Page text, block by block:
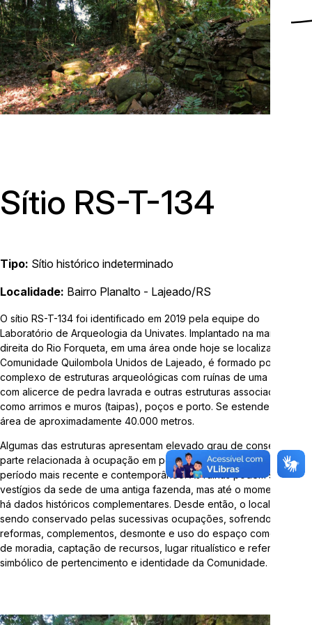
Menu
Sítio RS-T-134
Tipo: Sítio histórico indeterminado
Localidade: Bairro Planalto - Lajeado/RS
O sítio RS-T-134 foi identificado em 2019 pela equipe do
Laboratório de Arqueologia da Univates. Implantado na margem
direita do Rio Forqueta, em uma área onde hoje se localiza a
Comunidade Quilombola Unidos de Lajeado, é formado por um
complexo de estruturas arqueológicas com ruínas de uma casa
com alicerce de pedra lavrada e outras estruturas associadas,
como arrimos e muros (taipas), poços e porto. Se estende por uma
área de aproximadamente 40.000 metros.
Algumas das estruturas apresentam elevado grau de conservação,
parte relacionada à ocupação em período colonial e outra em
período mais recente e contemporâneo. As ruínas podem ser
vestígios da sede de uma antiga fazenda, mas até o momento não
há dados históricos complementares. Desde então, o local vem
sendo conservado pelas sucessivas ocupações, sofrendo
reformas, complementos, desmonte e uso do espaço como área
de moradia, captação de recursos, lugar ritualístico e referencial
simbólico de pertencimento e identidade da Comunidade.
Av. Avelino Talini, 171, bairro Universitário | Lajeado/RS, Brasil |
Prédio 8, Sala 101
Telefone:3714-7000 (Ramal 5563 ou 5505)
E-mail: arqueologia@univates.br
Desenvolvido por